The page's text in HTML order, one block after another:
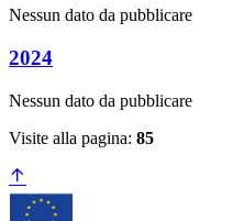
Nessun dato da pubblicare
2024
Nessun dato da pubblicare
Visite alla pagina: 85